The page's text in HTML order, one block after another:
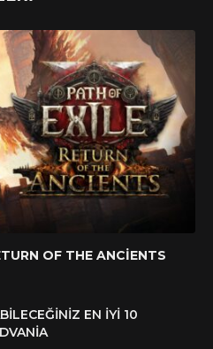
OF THE ANCIENTS
EN İYI 10